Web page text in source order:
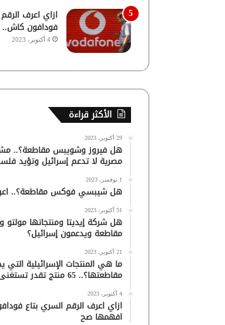
ازاي اعرف
فودافون
4 أكتوبر، 2023
الأكثر قراءة
29 أكتوبر، 2023
هل فيروز وشويبس مقاطعة؟..
مصرية لا تدعم إسرائيل وتؤيد
1 نوفمبر، 2023
هل شيبسي فوكس مقاطعة؟..
31 أكتوبر، 2023
هل شركة إيديتا ومنتجاتها
مقاطعة ويدعمون إسرائيل؟
21 أكتوبر، 2023
ما هي المنتجات الإسرائيلية التي
مقاطعتها؟.. 65 منتج تقدر تستغنى عنهم
4 أكتوبر، 2023
ازاي اعرف الرقم السري بتاع
افهمها صح